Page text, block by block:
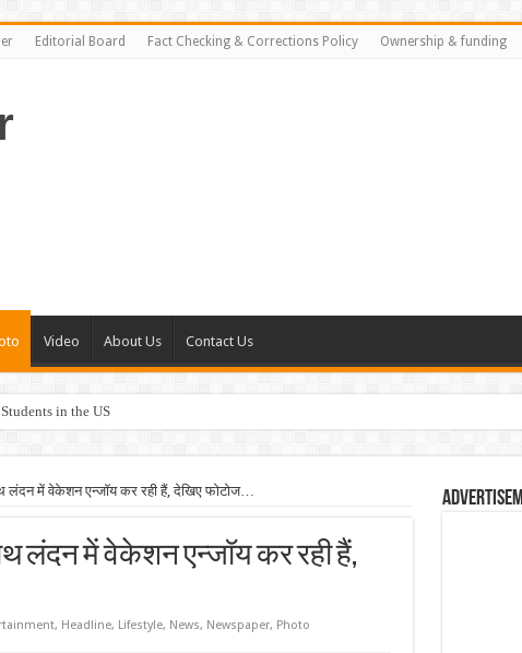
Editorial Board Fact Checking & Corrections Policy Ownership & funding
Video About Us Contact Us
in the US
Plans in the US
लंदन में वेकेशन एन्जॉय कर रही हैं, देखिए फोटोज…
लंदन में वेकेशन एन्जॉय कर रही हैं,
, Headline, Lifestyle, News, Newspaper, Photo